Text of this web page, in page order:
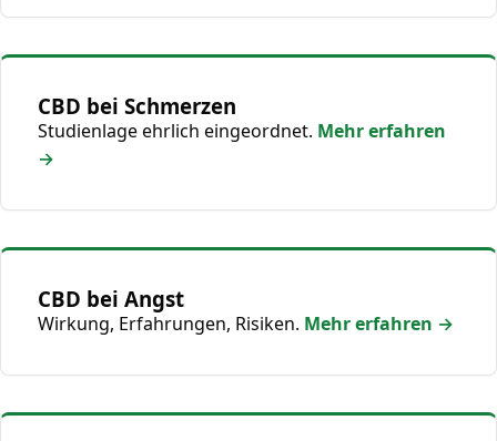
CBD bei Schmerzen
Studienlage ehrlich eingeordnet. Mehr erfahren
→
CBD bei Angst
Wirkung, Erfahrungen, Risiken. Mehr erfahren →